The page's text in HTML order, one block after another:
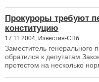
Прокуроры требуют
конституцию
17.11.2004, Известия-СПб
Заместитель генерального
обратился к депутатам
протестом на несколько